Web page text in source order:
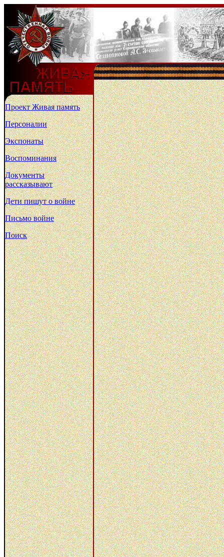
Проект Живая память
Персоналии
Экспонаты
Воспоминания
Документы
рассказывают
Дети пишут о войне
Письмо войне
Поиск